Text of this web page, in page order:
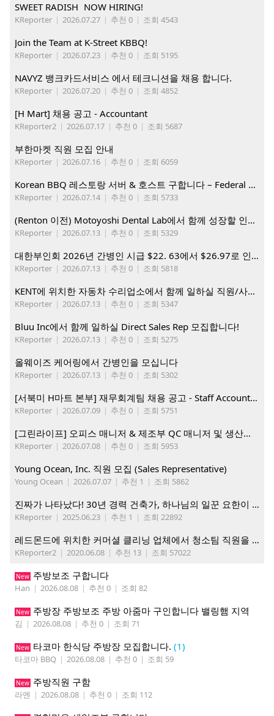
SWEET RADISH NOW HIRING!
KReporter | 2026.07.27 | 추천 0 | 조회 4543
Join the Team at K-Street KBBQ!
KReporter | 2026.07.23 | 추천 0 | 조회 5195
NAVYZ 뱅크카드서비스 에서 테크니션을 채용 합니다.
KReporter | 2026.07.20 | 추천 0 | 조회 4852
[H Mart] 채용 공고 - Accountant
KReporter2 | 2026.07.17 | 추천 0 | 조회 5687
부한마켓 직원 모집 안내
KReporter | 2026.07.16 | 추천 0 | 조회 6059
Korean BBQ 레스토랑 서버 & 호스트 구합니다 – Federal Way & Tacoma $45-$60/hr (server), $21-23/hr (Host)
KReporter | 2026.07.14 | 추천 0 | 조회 5733
(Renton 이전) Motoyoshi Dental Lab에서 함께 성장할 인재를 모십니다.
KReporter | 2026.07.13 | 추천 0 | 조회 5329
대한부인회 2026년 간병인 시급 $22. 63에서 $26.97로 인상. 지금 간병인들을 모집합니다
KReporter | 2026.07.13 | 추천 0 | 조회 5818
KENT에 위치한 자동차 수리업소에서 함께 일하실 직원/사무직원 구합니다.
KReporter | 2026.07.13 | 추천 0 | 조회 5347
Bluu Inc에서 함께 일하실 Direct Sales Rep 모집합니다!
KReporter | 2026.07.13 | 추천 0 | 조회 5275
올웨이즈 케어링에서 간병인을 모십니다
KReporter | 2026.07.13 | 추천 0 | 조회 5302
[서북미 H마트 본부] 재무회계팀 채용 공고 - Staff Accountant
KReporter | 2026.07.09 | 추천 0 | 조회 5751
[그린라이프] 오피스 매니저 & 제조부 QC 매니저 및 생산직, 웨어하우스 직원 모집
KReporter | 2026.07.08 | 추천 0 | 조회 5953
Young Ocean, Inc. 직원 모집 (Sales Representative)
Young Ocean | 2026.07.07 | 추천 1 | 조회 5862
진짜가 나타났다! 30년 경력 건축가, 하나님의 일꾼 요한이 책임 시공합니다.
KReporter | 2025.06.23 | 추천 1 | 조회 22892
레드몬드에 위치한 커머셜 클리닝 업체에서 청소팀 직원을 모집합니다.
KReporter2 | 2020.06.08 | 추천 13 | 조회 57022
New 주방보조 구합니다
Han | 2026.08.08 | 추천 0 | 조회 82
New 주방장 주방보조 주방 아줌마 구인합니다 밸링햄 지역
김 | 2026.08.08 | 추천 0 | 조회 71
New 타코마 한식당 주방장 모집합니다. (1)
타코마 BBQ | 2026.08.08 | 추천 0 | 조회 59
New 주방직원 구함
라멘 | 2026.08.08 | 추천 0 | 조회 112